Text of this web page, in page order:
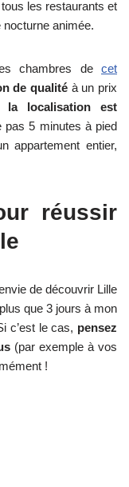
les restaurants et
animée.
chambres de cet
de qualité à un prix
la localisation est
pas 5 minutes à pied
appartement entier,
réussir
de découvrir Lille
que 3 jours à mon
c’est le cas, pensez
(par exemple à vos
!